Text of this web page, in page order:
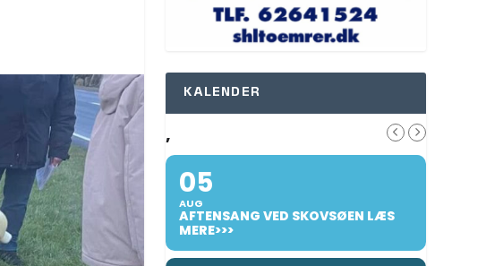
KALENDER
,
05
AUG
AFTENSANG VED SKOVSØEN LÆS
MERE>>>